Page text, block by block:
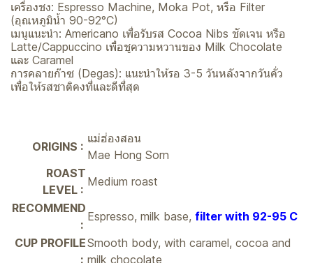
เครื่องชง: Espresso Machine, Moka Pot, หรือ Filter
(อุณหภูมิน้ำ 90-92°C)
เมนูแนะนำ: Americano เพื่อรับรส Cocoa Nibs ชัดเจน หรือ
Latte/Cappuccino เพื่อชูความหวานของ Milk Chocolate
และ Caramel
การคลายก๊าซ (Degas): แนะนำให้รอ 3-5 วันหลังจากวันคั่ว
เพื่อให้รสชาติคงที่และดีที่สุด
ORIGINS :
แม่ฮ่องสอน
Mae Hong Sorn
ROAST
LEVEL :
Medium roast
RECOMMEND
:
Espresso, milk base, filter with 92-95 C
CUP PROFILE
:
Smooth body, with caramel, cocoa and
milk chocolate